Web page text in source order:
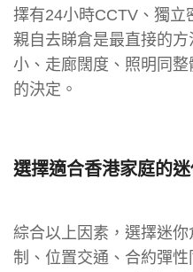
擇有24小時CCTV、獨立
親自去睇倉是最直接的
小、走廊闊度、照明同
的決定。
選擇適合香港家庭的
綜合以上因素，選擇迷
制、位置交通、合約彈